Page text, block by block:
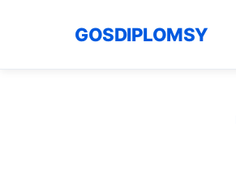
GOSDIPLOMSY